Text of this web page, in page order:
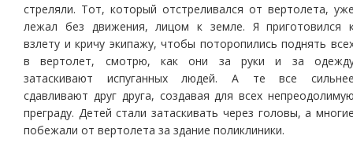
стреляли. Тот, который отстреливался от вертолета,
лежал без движения, лицом к земле. Я приготовился
взлету и кричу экипажу, чтобы поторопились поднять
в вертолет, смотрю, как они за руки и за
затаскивают испуганных людей. А те все
сдавливают друг друга, создавая для всех
преграду. Детей стали затаскивать через головы, а
побежали от вертолета за здание поликлиники.